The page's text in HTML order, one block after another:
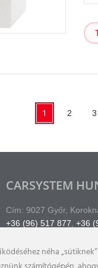
1 2 3
CARSYSTEM
Cím: 9027 Győr,
+36 (96) 517 877 ,+36
néha